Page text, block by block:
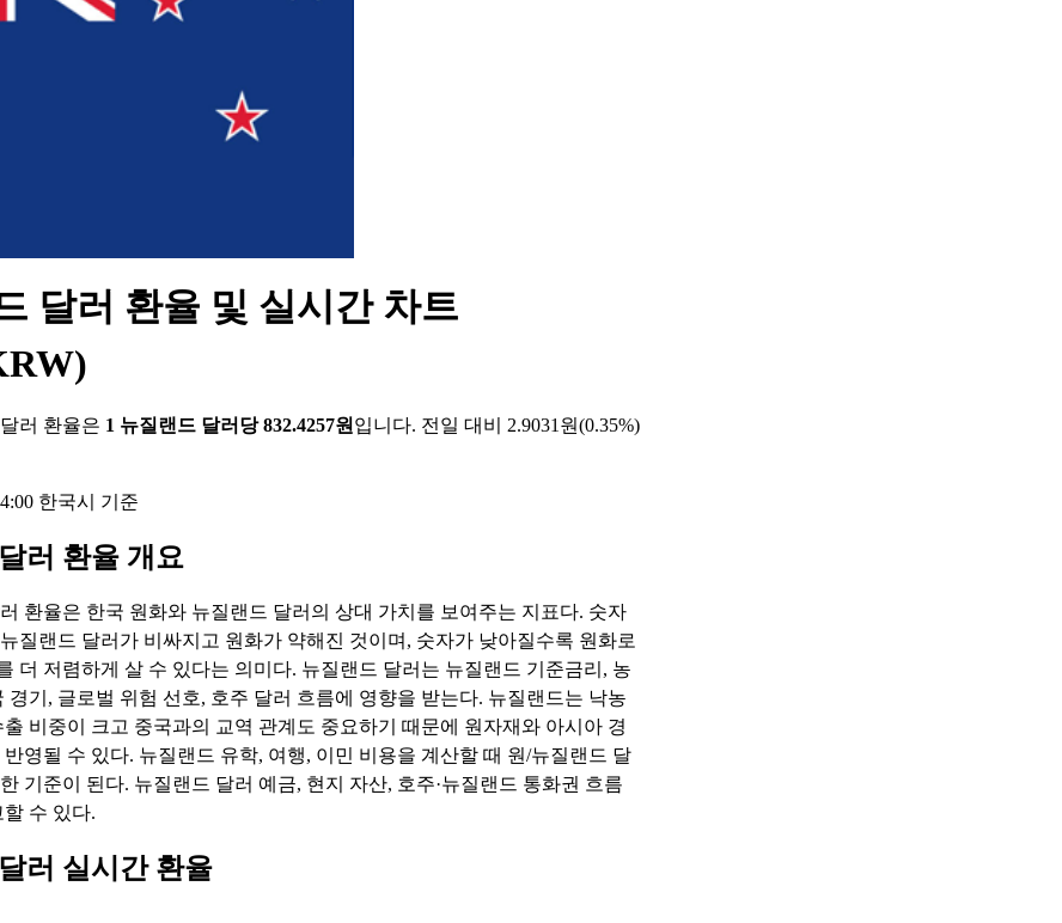
달러 환율 및 실시간 차트
러 환율은 1 뉴질랜드 달러당 832.4257원 입니다. 전일 대비 2.9031원(0.35%)
한국시 기준
러 환율 개요
환율은 한국 원화와 뉴질랜드 달러의 상대 가치를 보여주는 지표다. 숫자
질랜드 달러가 비싸지고 원화가 약해진 것이며, 숫자가 낮아질수록 원화로
더 저렴하게 살 수 있다는 의미다. 뉴질랜드 달러는 뉴질랜드 기준금리, 농
경기, 글로벌 위험 선호, 호주 달러 흐름에 영향을 받는다. 뉴질랜드는 낙농
비중이 크고 중국과의 교역 관계도 중요하기 때문에 원자재와 아시아 경
영될 수 있다. 뉴질랜드 유학, 여행, 이민 비용을 계산할 때 원/뉴질랜드 달
기준이 된다. 뉴질랜드 달러 예금, 현지 자산, 호주·뉴질랜드 통화권 흐름
수 있다.
러 실시간 환율